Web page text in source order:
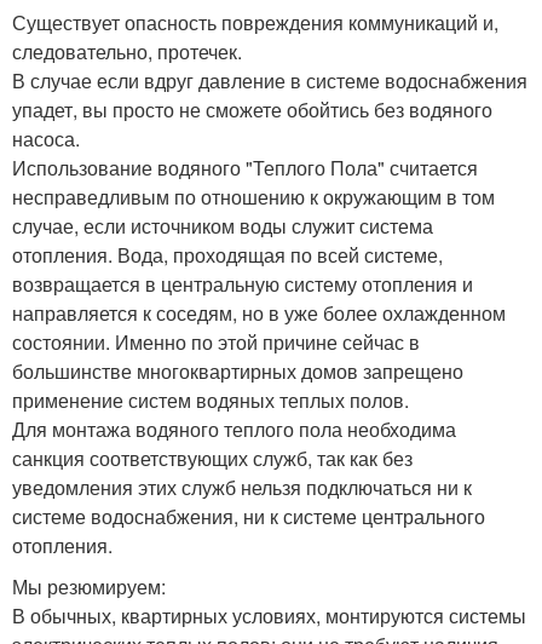
Существует опасность повреждения коммуникаций и,
следовательно, протечек.
В случае если вдруг давление в системе водоснабжения
упадет, вы просто не сможете обойтись без водяного
насоса.
Использование водяного "Теплого Пола" считается
несправедливым по отношению к окружающим в том
случае, если источником воды служит система
отопления. Вода, проходящая по всей системе,
возвращается в центральную систему отопления и
направляется к соседям, но в уже более охлажденном
состоянии. Именно по этой причине сейчас в
большинстве многоквартирных домов запрещено
применение систем водяных теплых полов.
Для монтажа водяного теплого пола необходима
санкция соответствующих служб, так как без
уведомления этих служб нельзя подключаться ни к
системе водоснабжения, ни к системе центрального
отопления.
Мы резюмируем:
В обычных, квартирных условиях, монтируются системы